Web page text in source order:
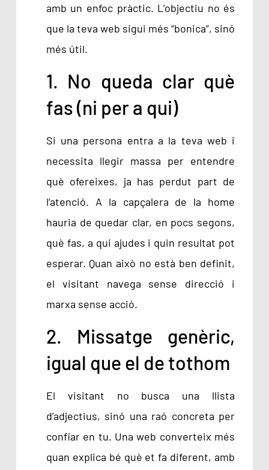
amb un enfoc pràctic. L’objectiu no és
que la teva web sigui més “bonica”, sinó
més útil.
1. No queda clar què
fas (ni per a qui)
Si una persona entra a la teva web i
necessita llegir massa per entendre
què ofereixes, ja has perdut part de
l’atenció. A la capçalera de la home
hauria de quedar clar, en pocs segons,
què fas, a qui ajudes i quin resultat pot
esperar. Quan això no està ben definit,
el visitant navega sense direcció i
marxa sense acció.
2. Missatge genèric,
igual que el de tothom
El visitant no busca una llista
d’adjectius, sinó una raó concreta per
confiar en tu. Una web converteix més
quan explica bé què et fa diferent, amb